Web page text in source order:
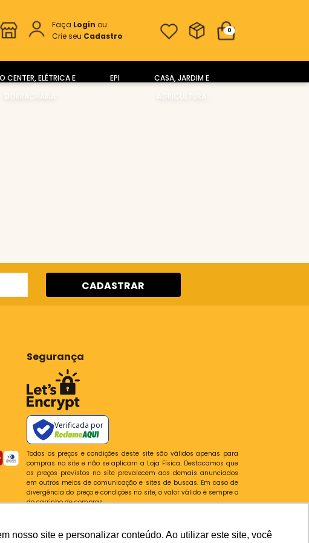
nosso site e personalizar conteúdo. Ao utilizar este site, você
Faça Login ou
Crie seu Cadastro
0
CENTER, ELÉTRICA E
BORRACHARIA
EPI
CASA, JARDIM E
AGRICULTURA
CADASTRAR
Segurança
Verificada por
Todos os preços e condições deste site são válidos apenas para
compras no site e não se aplicam a Loja Física. Destacamos que
os preços previstos no site prevalecem aos demais anunciados
em outros meios de comunicação e sites de buscas. Em caso de
divergência do preço e condições no site, o valor válido é sempre o
do carrinho de compras.